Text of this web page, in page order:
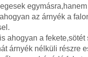
az árnyék a
ahogyan a
árnyék nélküli részre